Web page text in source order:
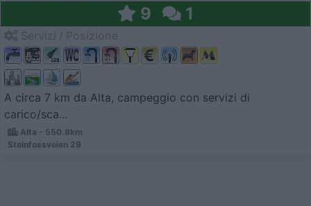
9 1
A circa 7 km da Alta, campeggio con servizi di
carico/sca...
Alta - 550.8km
Steinfossveien 29